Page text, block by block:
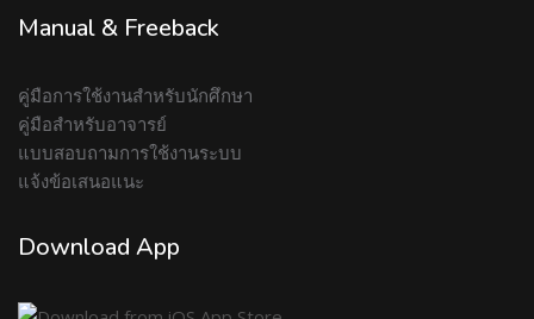
Manual & Freeback
คู่มือการใช้งานสำหรับนักศึกษา
คู่มือสำหรับอาจารย์
แบบสอบถามการใช้งานระบบ
แจ้งข้อเสนอแนะ
Download App